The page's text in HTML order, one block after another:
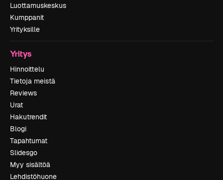
Luottamuskeskus
Kumppanit
Yrityksille
Yritys
Hinnoittelu
Tietoja meistä
Reviews
Urat
Hakutrendit
Blogi
Tapahtumat
Slidesgo
Myy sisältöä
Lehdistöhuone